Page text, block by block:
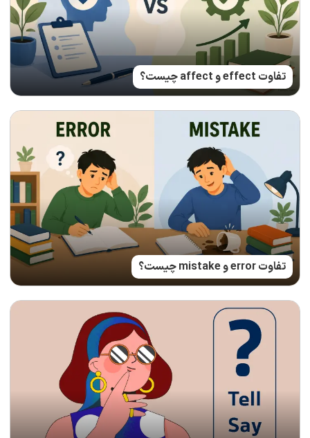
تفاوت effect و affect چیست؟
تفاوت error و mistake چیست؟